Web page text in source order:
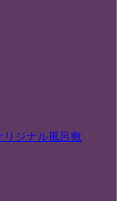
ジナル風呂敷